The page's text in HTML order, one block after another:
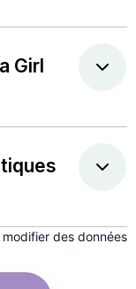
Girl
des données